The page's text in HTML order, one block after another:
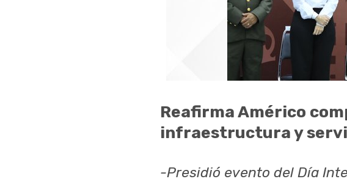
Reafirma Américo
infraestructura y
-Presidió evento del Día